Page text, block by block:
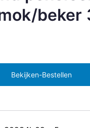
beker
Bekijken-Bestellen